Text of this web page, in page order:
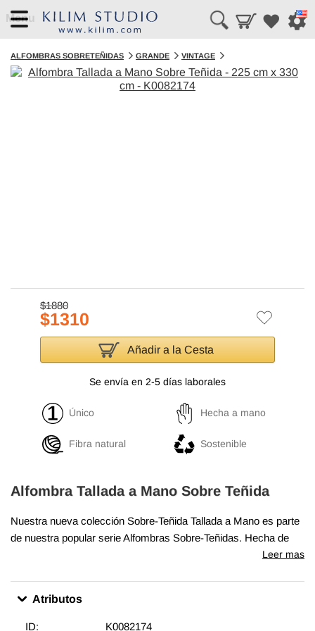
Menu
ALFOMBRAS SOBRETEÑIDAS GRANDE VINTAGE
$1880
$1310
Añadir a la Cesta
Se envía en 2-5 días laborales
Único Hecha a mano
Fibra natural Sostenible
Alfombra Tallada a Mano Sobre Teñida
Nuestra nueva colección Sobre-Teñida Tallada a Mano es parte
de nuestra popular serie Alfombras Sobre-Teñidas. Hecha de
100% lana en algodón, esta alfombra "angustiada" mide225 cm
hábilmente por la revitalización de una alfombra turca vintage
anudada a mano genuina tejida en los años 60 o 70. Al igual que
Leer mas
Atributos
ID:
K0082174